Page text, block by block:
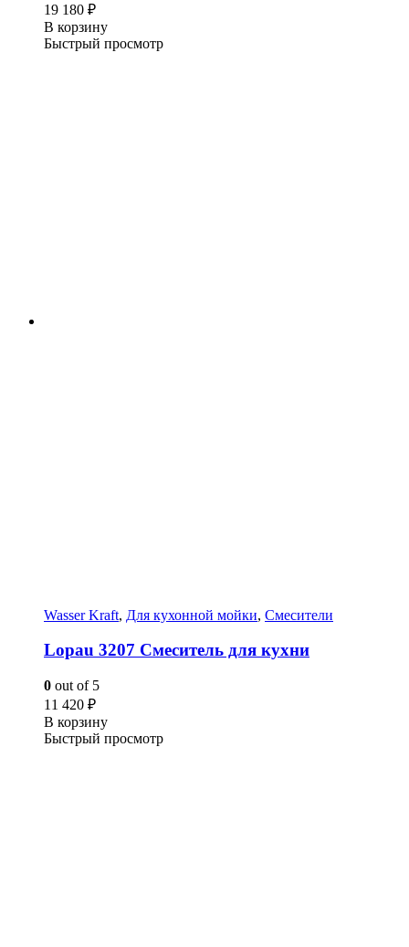
19 180 ₽
В корзину
Быстрый просмотр
Wasser Kraft, Для кухонной мойки, Смесители
Lopau 3207 Смеситель для кухни
0 out of 5
11 420 ₽
В корзину
Быстрый просмотр